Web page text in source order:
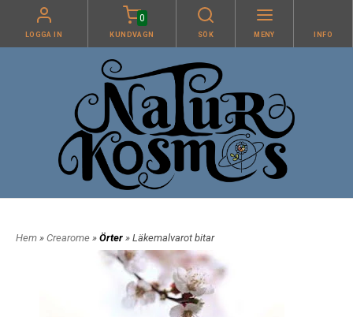
LOGGA IN
0
KUNDVAGN SÖK MENY INFO
Hem » Crearome » Örter » Läkemalvarot bitar